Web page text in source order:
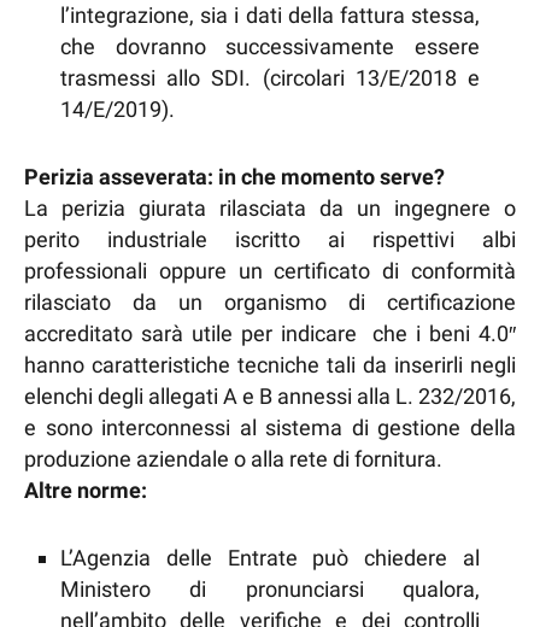
l’integrazione, sia i dati della fattura stessa,
che dovranno successivamente essere
trasmessi allo SDI. (circolari 13/E/2018 e
14/E/2019).
Perizia asseverata: in che momento serve?
La perizia giurata rilasciata da un ingegnere o
perito industriale iscritto ai rispettivi albi
professionali oppure un certificato di conformità
rilasciato da un organismo di certificazione
accreditato sarà utile per indicare che i beni 4.0″
hanno caratteristiche tecniche tali da inserirli negli
elenchi degli allegati A e B annessi alla L. 232/2016,
e sono interconnessi al sistema di gestione della
produzione aziendale o alla rete di fornitura.
Altre norme:
L’Agenzia delle Entrate può chiedere al
Ministero di pronunciarsi qualora,
nell’ambito delle verifiche e dei controlli